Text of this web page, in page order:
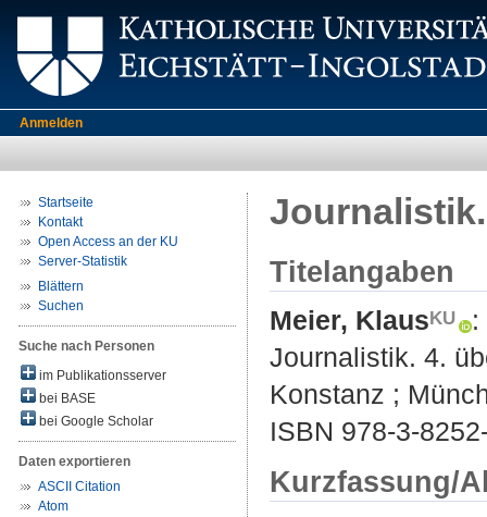
Anmelden
Startseite
Kontakt
Open Access an der KU
Server-Statistik
Blättern
Suchen
Suche nach Personen
im Publikationsserver
bei BASE
bei Google Scholar
Daten exportieren
ASCII Citation
Atom
Titelangaben
Meier, Klaus
:
Journalistik. 4.
Konstanz ;
ISBN 978-3-
Kurzfassung/